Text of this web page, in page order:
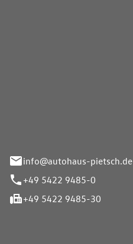
info@autohaus-pietsch.de
+49 5422 9485-0
+49 5422 9485-30